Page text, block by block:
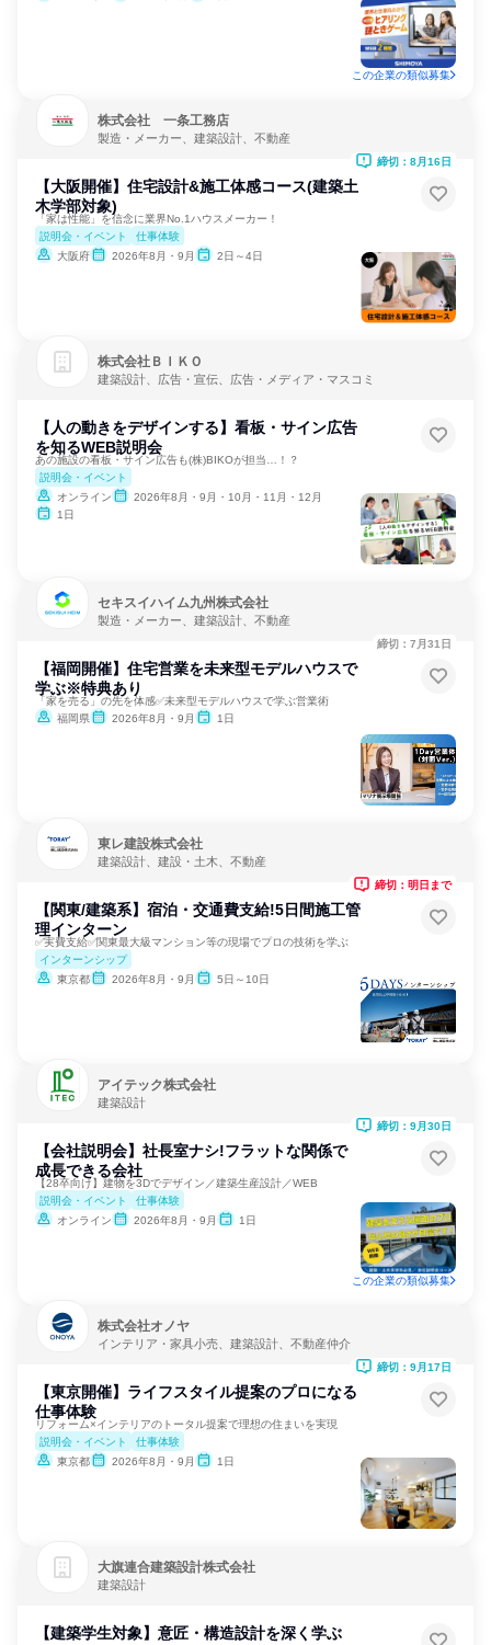
この企業の類似募集
株式会社 一条工務店
製造・メーカー、建築設計、不動産
【大阪開催】住宅設計&施工体感コース(建築土
木学部対象)
「家は性能」を信念に業界No.1ハウスメーカー！
説明会・イベント
仕事体験
大阪府
2026年8月・9月 2日～4日
締切：8月16日
株式会社ＢＩＫＯ
建築設計、広告・宣伝、広告・メディア・マスコミ
【人の動きをデザインする】看板・サイン広告
を知るWEB説明会
あの施設の看板・サイン広告も(株)BIKOが担当…！？
説明会・イベント
オンライン
2026年8月・9月・10月・11月・12月
1日
セキスイハイム九州株式会社
製造・メーカー、建築設計、不動産
【福岡開催】住宅営業を未来型モデルハウスで
学ぶ※特典あり
「家を売る」の先を体感✅未来型モデルハウスで学ぶ営業術
福岡県
2026年8月・9月 1日
締切：7月31日
東レ建設株式会社
建築設計、建設・土木、不動産
【関東/建築系】宿泊・交通費支給!5日間施工管
理インターン
✅実費支給✅関東最大級マンション等の現場でプロの技術を学ぶ
インターンシップ
東京都
2026年8月・9月 5日～10日
締切：明日まで
アイテック株式会社
建築設計
【会社説明会】社長室ナシ!フラットな関係で
成長できる会社
【28卒向け】建物を3Dでデザイン／建築生産設計／WEB
説明会・イベント
仕事体験
オンライン
2026年8月・9月 1日
締切：9月30日
この企業の類似募集
株式会社オノヤ
インテリア・家具小売、建築設計、不動産仲介
【東京開催】ライフスタイル提案のプロになる
仕事体験
リフォーム×インテリアのトータル提案で理想の住まいを実現
説明会・イベント
仕事体験
東京都
2026年8月・9月 1日
締切：9月17日
大旗連合建築設計株式会社
建築設計
【建築学生対象】意匠・構造設計を深く学ぶ